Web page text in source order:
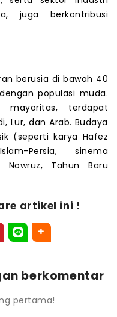
juga berkontribusi
berusia di bawah 40
populasi muda.
mayoritas, terdapat
Lur, dan Arab. Budaya
(seperti karya Hafez
Persia, sinema
Nowruz, Tahun Baru
artikel ini !
berkomentar
pertama!